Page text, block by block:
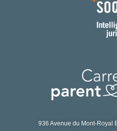
936 Avenue du Mont-Royal